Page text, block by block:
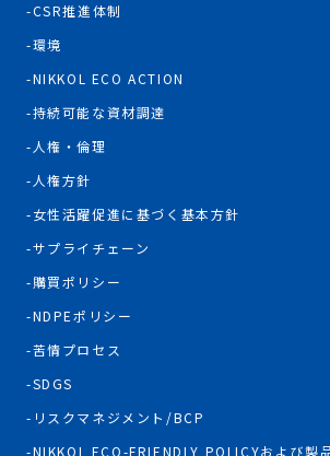
CSR推進体制
環境
NIKKOL ECO ACTION
持続可能な資材調達
人権・倫理
人権方針
女性活躍促進に基づく基本方針
サプライチェーン
購買ポリシー
NDPEポリシー
苦情プロセス
SDGS
リスクマネジメント/BCP
NIKKOL ECO-FRIENDLY POLICYおよび製